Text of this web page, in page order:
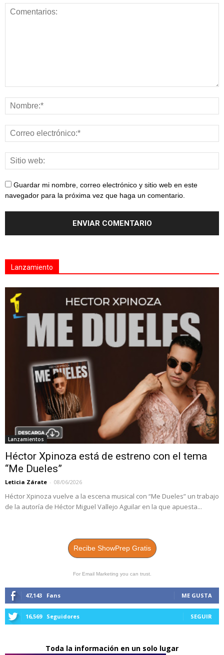
Guardar mi nombre, correo electrónico y sitio web en este
navegador para la próxima vez que haga un comentario.
Lanzamiento
Lanzamientos
Héctor Xpinoza está de estreno con el tema
“Me Dueles”
Leticia Zárate - 08/06/2026
Héctor Xpinoza vuelve a la escena musical con “Me Dueles” un trabajo
de la autoría de Héctor Miguel Vallejo Aguilar en la que apuesta...
Recibe ShowPrep Gratis
For Email Marketing you can trust.
47,143 Fans ME GUSTA
16,569 Seguidores SEGUIR
Toda la información en un solo lugar